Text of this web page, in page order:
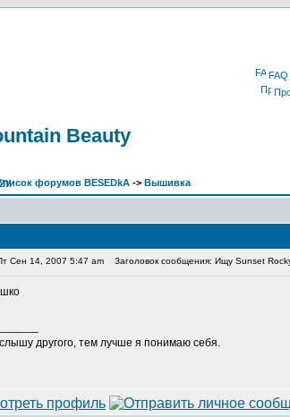
FAQ
Beauty
форумов BESEDkA -> Вышивка
Сен 14, 2007 5:47 am Заголовок сообщения: Ищу Sunset
другого, тем лучше я понимаю себя.